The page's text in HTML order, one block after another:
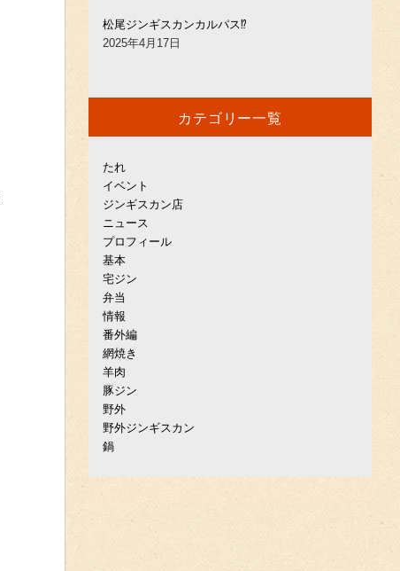
松尾ジンギスカンカルパス⁉︎
2025年4月17日
カテゴリー一覧
たれ
イベント
ジンギスカン店
ニュース
プロフィール
基本
宅ジン
弁当
情報
番外編
網焼き
羊肉
豚ジン
野外
野外ジンギスカン
鍋